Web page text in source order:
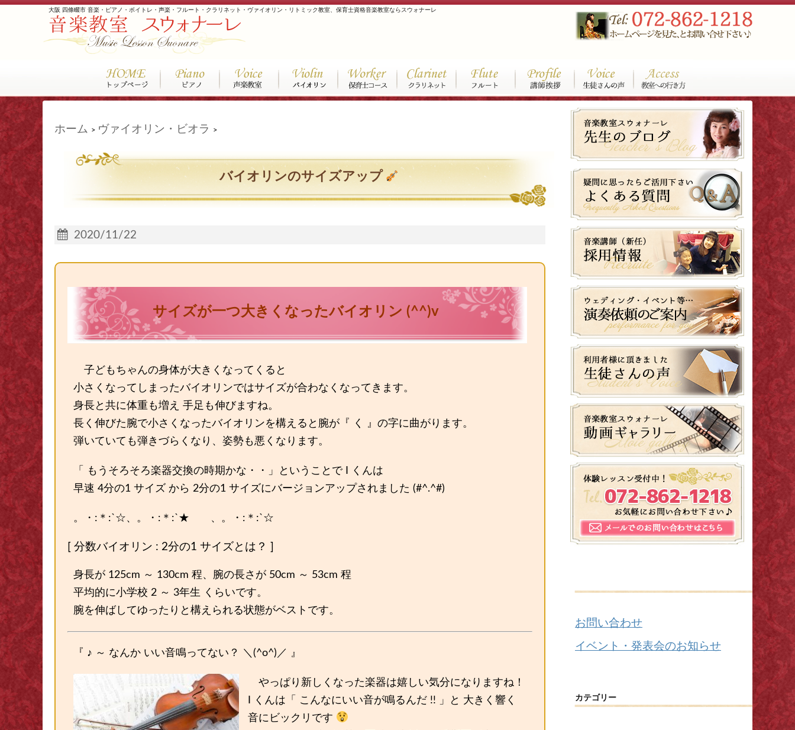
大阪 四條畷市 音楽・ピアノ・ボイトレ・声楽・フルート・クラリネット・ヴァイオリン・リトミック教室、保育士資格音楽教室ならスウォナーレ
ホーム > ヴァイオリン・ビオラ >
バイオリンのサイズアップ
2020/11/22
サイズが一つ大きくなったバイオリン (^^)v
子どもちゃんの身体が大きくなってくると
小さくなってしまったバイオリンではサイズが合わなくなってきます。
身長と共に体重も増え 手足も伸びますね。
長く伸びた腕で小さくなったバイオリンを構えると腕が『 く 』の字に曲がります。
弾いていても弾きづらくなり、姿勢も悪くなります。
「 もうそろそろ楽器交換の時期かな・・」ということで I くんは
早速 4分の1 サイズ から 2分の1 サイズにバージョンアップされました (#^.^#)
。・:＊:`☆、。・:＊:`★ 、。・:＊:`☆
[ 分数バイオリン : 2分の1 サイズとは？ ]
身長が 125cm ～ 130cm 程、腕の長さが 50cm ～ 53cm 程
平均的に小学校 2 ～ 3年生 くらいです。
腕を伸ばしてゆったりと構えられる状態がベストです。
『 ♪ ～ なんか いい音鳴ってない？ ＼(^o^)／ 』
やっぱり新しくなった楽器は嬉しい気分になりますね！
I くんは「 こんなにいい音が鳴るんだ !! 」と 大きく響く
音にビックリです
お問い合わせ
イベント・発表会のお知らせ
カテゴリー